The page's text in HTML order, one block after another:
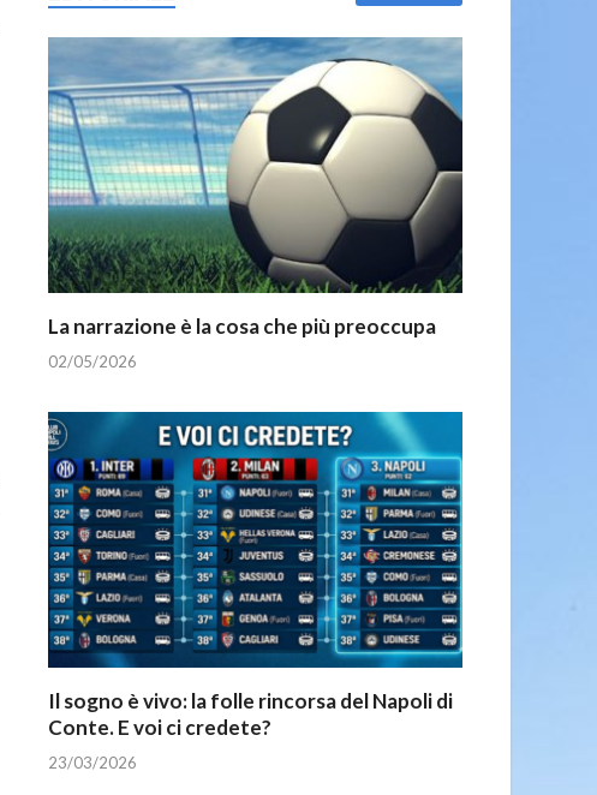
La narrazione è la cosa che più preoccupa
02/05/2026
Il sogno è vivo: la folle rincorsa del Napoli di
Conte. E voi ci credete?
23/03/2026